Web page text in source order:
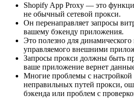
Shopify App Proxy — это
не обычный сетевой прокси.
Он перенаправляет запросы
вашему бэкенду приложения.
Это полезно для
управляемого внешними
Запросы прокси должны быть
ваше приложение вернет
Многие проблемы с настройкой
неправильных путей прокси,
бэкенда или проблем с